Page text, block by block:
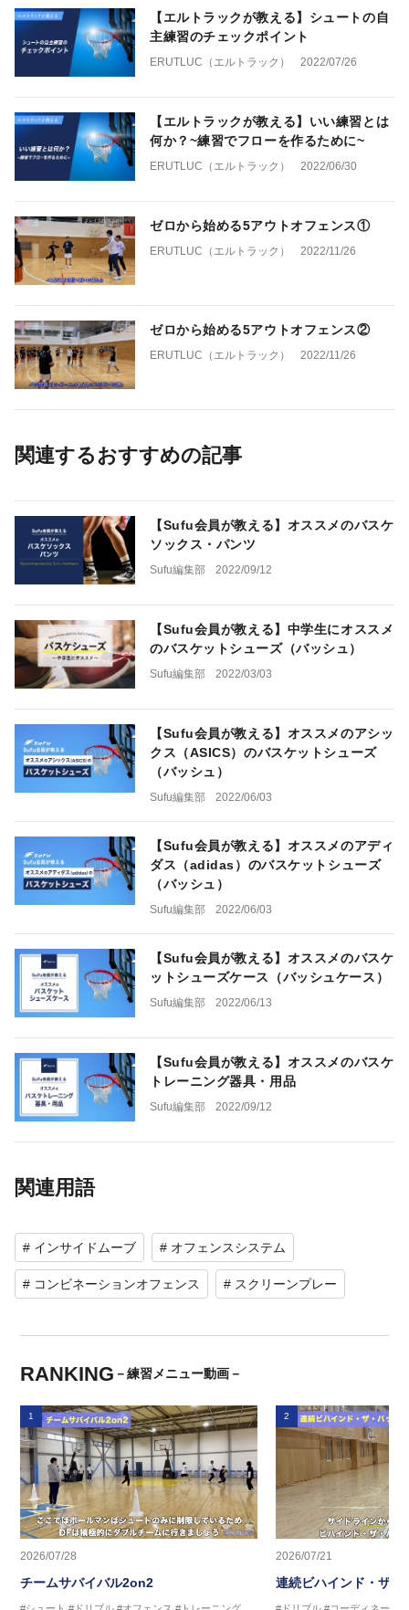
【エルトラックが教える】シュートの自
主練習のチェックポイント
ERUTLUC（エルトラック） 2022/07/26
【エルトラックが教える】いい練習とは
何か？~練習でフローを作るために~
ERUTLUC（エルトラック） 2022/06/30
ゼロから始める5アウトオフェンス①
ERUTLUC（エルトラック） 2022/11/26
ゼロから始める5アウトオフェンス②
ERUTLUC（エルトラック） 2022/11/26
関連するおすすめの記事
【Sufu会員が教える】オススメのバスケ
ソックス・パンツ
Sufu編集部 2022/09/12
【Sufu会員が教える】中学生にオススメ
のバスケットシューズ（バッシュ）
Sufu編集部 2022/03/03
【Sufu会員が教える】オススメのアシッ
クス（ASICS）のバスケットシューズ
（バッシュ）
Sufu編集部 2022/06/03
【Sufu会員が教える】オススメのアディ
ダス（adidas）のバスケットシューズ
（バッシュ）
Sufu編集部 2022/06/03
【Sufu会員が教える】オススメのバスケ
ットシューズケース（バッシュケース）
Sufu編集部 2022/06/13
【Sufu会員が教える】オススメのバスケ
トレーニング器具・用品
Sufu編集部 2022/09/12
関連用語
# インサイドムーブ # オフェンスシステム
# コンビネーションオフェンス # スクリーンプレー
RANKING －練習メニュー動画－
1
2026/07/28
チームサバイバル2on2
#シュート #ドリブル #オフェンス #トレーニング
2
2026/07/21
連続ビハインド・ザ・
#ドリブル #コーディネーシ